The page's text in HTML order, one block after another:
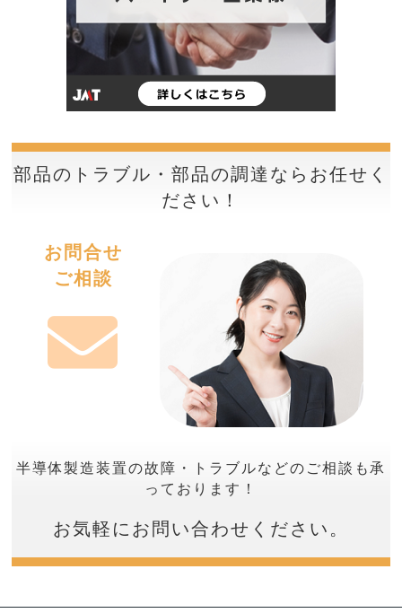
部品のトラブル・部品の調達ならお任せく
ださい！
お問合せ
ご相談
半導体製造装置の故障・トラブルなどのご相談も承
っております！
お気軽にお問い合わせください。